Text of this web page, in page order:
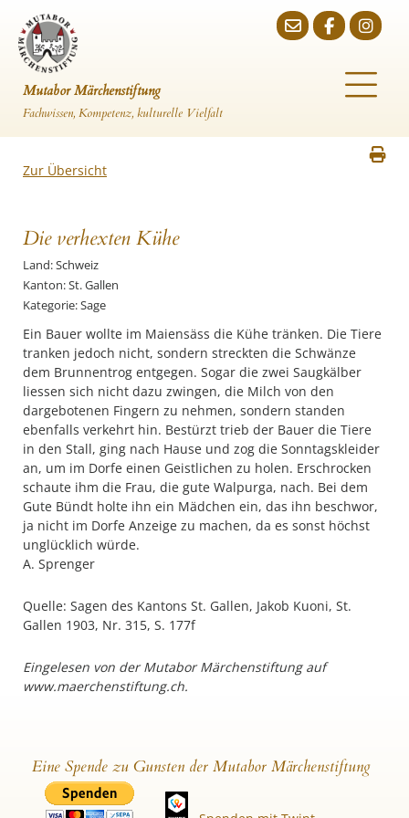
Mutabor Märchenstiftung
Fachwissen, Kompetenz, kulturelle Vielfalt
Zur Übersicht
Die verhexten Kühe
Land: Schweiz
Kanton: St. Gallen
Kategorie: Sage
Ein Bauer wollte im Maiensäss die Kühe tränken. Die Tiere
tranken jedoch nicht, sondern streckten die Schwänze
dem Brunnentrog entgegen. Sogar die zwei Saugkälber
liessen sich nicht dazu zwingen, die Milch von den
dargebotenen Fingern zu nehmen, sondern standen
ebenfalls verkehrt hin. Bestürzt trieb der Bauer die Tiere
in den Stall, ging nach Hause und zog die Sonntagskleider
an, um im Dorfe einen Geistlichen zu holen. Erschrocken
schaute ihm die Frau, die gute Walpurga, nach. Bei dem
Gute Bündt holte ihn ein Mädchen ein, das ihn beschwor,
ja nicht im Dorfe Anzeige zu machen, da es sonst höchst
unglücklich würde.
A. Sprenger
Quelle: Sagen des Kantons St. Gallen, Jakob Kuoni, St.
Gallen 1903, Nr. 315, S. 177f
Eingelesen von der Mutabor Märchenstiftung auf
www.maerchenstiftung.ch.
Eine Spende zu Gunsten der Mutabor Märchenstiftung